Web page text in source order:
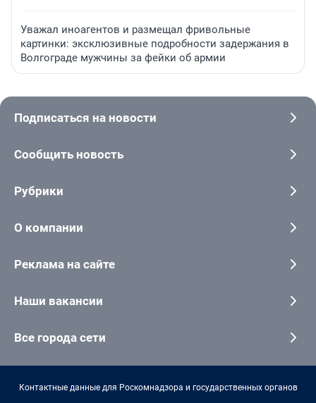
Уважал иноагентов и размещал фривольные
картинки: эксклюзивные подробности задержания в
Волгограде мужчины за фейки об армии
Подписаться на новости
Сообщить новость
Рубрики
О компании
Реклама на сайте
Наши вакансии
Все города сети
Контактные данные для Роскомнадзора и государственных органов